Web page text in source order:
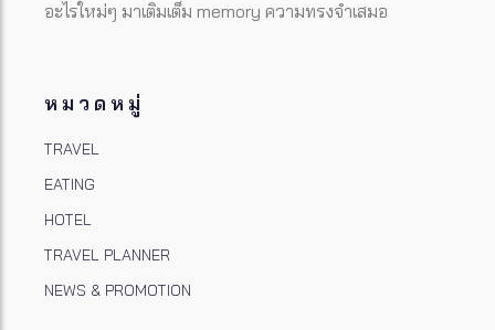
อะไรใหม่ๆ มาเติมเต็ม memory ความทรงจำเสมอ
หมวดหมู่
TRAVEL
EATING
HOTEL
TRAVEL PLANNER
NEWS & PROMOTION